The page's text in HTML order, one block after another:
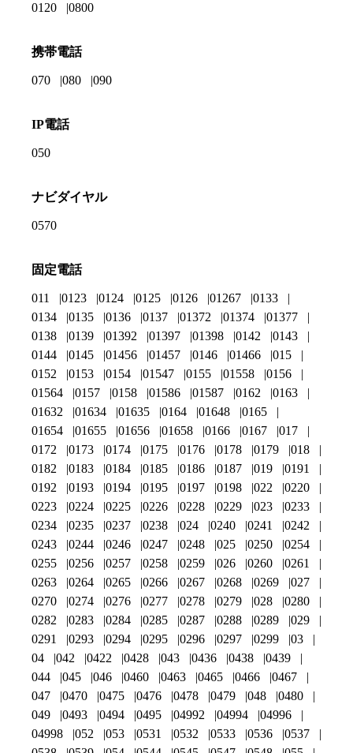
0120 0800
携帯電話
070 080 090
IP電話
050
ナビダイヤル
0570
固定電話
011 0123 0124 0125 0126 01267
0133
0134
0135 0136 0137 01372 01374
01377
0138
0139 01392 01397 01398 0142
0143
0144
0145 01456 01457 0146 01466
015
0152
0153 0154 01547 0155 01558
0156
01564
0157 0158 01586 01587 0162
0163
01632
01634 01635 0164 01648
0165
01654
01655 01656 01658 0166 0167
017
0172
0173 0174 0175 0176 0178 0179
018
0182
0183 0184 0185 0186 0187 019
0191
0192
0193 0194 0195 0197 0198 022
0220
0223
0224 0225 0226 0228 0229 023
0233
0234
0235 0237 0238 024 0240 0241
0242
0243
0244 0246 0247 0248 025 0250
0254
0255
0256 0257 0258 0259 026 0260
0261
0263
0264 0265 0266 0267 0268 0269
027
0270
0274 0276 0277 0278 0279 028
0280
0282
0283 0284 0285 0287 0288 0289
029
0291
0293 0294 0295 0296 0297 0299
03
04
042 0422 0428 043 0436 0438
0439
044
045 046 0460 0463 0465 0466
0467
047
0470 0475 0476 0478 0479 048
0480
049
0493 0494 0495 04992 04994
04996
04998
052 053 0531 0532 0533 0536
0537